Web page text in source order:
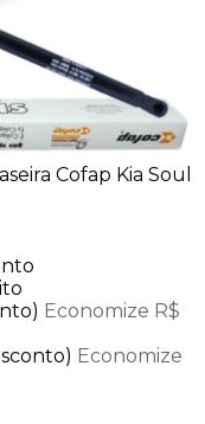
Cofap Kia Soul
Economize R$
Economize